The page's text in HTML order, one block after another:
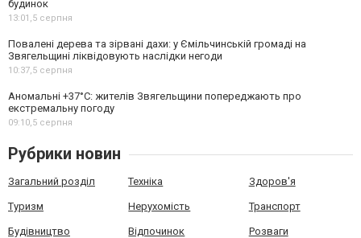
будинок
13:01,5 серпня
Повалені дерева та зірвані дахи: у Ємільчинській громаді на
Звягельщині ліквідовують наслідки негоди
10:37,5 серпня
Аномальні +37°C: жителів Звягельщини попереджають про
екстремальну погоду
09:10,5 серпня
Рубрики новин
Загальний розділ Техніка Здоров'я
Туризм Нерухомість Транспорт
Будівництво Відпочинок Розваги